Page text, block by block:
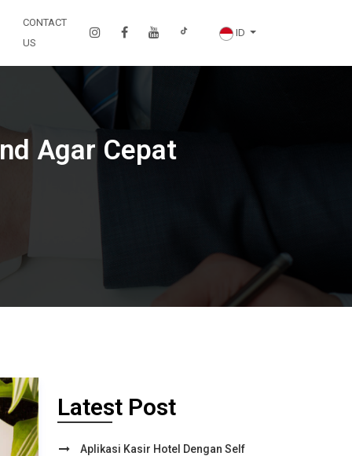
CONTACT
US
ID
Agar Cepat
Latest Post
Aplikasi Kasir Hotel Dengan Self